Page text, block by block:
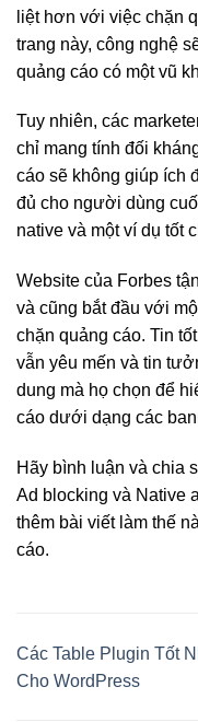
liệt hơn với việc chặn
trang này, công nghệ
quảng cáo có một vũ
Tuy nhiên, các
chỉ mang tính đối
cáo sẽ không giúp ích
đủ cho người dùng
native và một ví dụ tốt
Website của Forbes
và cũng bắt đầu với
chặn quảng cáo. Tin
vẫn yêu mến và tin
dung mà họ chọn để
cáo dưới dạng các
Hãy bình luận và chia
Ad blocking và Native
thêm bài viết làm thế
cáo.
Các Table Plugin Tốt
Cho WordPress